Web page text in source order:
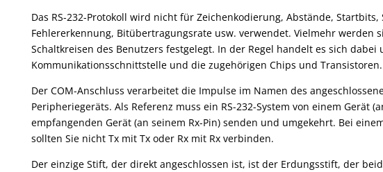
Das RS-232-Protokoll wird nicht für Zeichenkodierung, Abstände,
Fehlererkennung, Bitübertragungsrate usw. verwendet. Vielmehr werden
Schaltkreisen des Benutzers festgelegt. In der Regel handelt es sich dabei
Kommunikationsschnittstelle und die zugehörigen Chips und Transistoren.
Der COM-Anschluss verarbeitet die Impulse im Namen des
Peripheriegeräts. Als Referenz muss ein RS-232-System von einem Gerät
empfangenden Gerät (an seinem Rx-Pin) senden und umgekehrt. Bei
sollten Sie nicht Tx mit Tx oder Rx mit Rx verbinden.
Der einzige Stift, der direkt angeschlossen ist, ist der Erdungsstift, der